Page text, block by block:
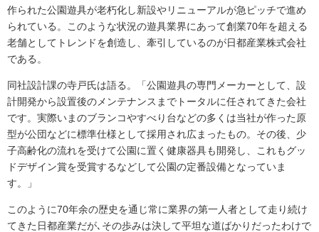
作られた公園遊具が老朽化し新設やリニューアルが急ピッチで進め
られている。このような状況の遊具業界にあって創業70年を超える
老舗としてトレンドを創造し、牽引しているのが日都産業株式会社
である。
同社設計課の寺戸氏は語る。「公園遊具の専門メーカーとして、設
計開発から設置後のメンテナンスまでトータルに任されてきた会社
です。実際いまのブランコやすべり台などの多くは当社が作った原
型が公団などに標準仕様として採用され広まったもの。その後、少
子高齢化の流れを受けて公園に置く健康器具も開発し、これもグッ
ドデザイン賞を受賞するなどして公園の定番設備となっていま
す。」
このように70年余の歴史を通じ常に業界の第一人者として走り続け
てきた日都産業だが､その歩みは決して平坦な道ばかりだったわけで